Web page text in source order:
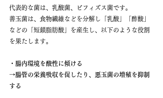
代表的な菌は、乳酸菌、ビフィズス菌です。
善玉菌は、食物繊維などを分解し「乳酸」「酢酸」
などの「短鎖脂肪酸」を産生し、以下のような役割
を果たします。
・腸内環境を酸性に傾ける
→腸管の栄養吸収を促したり、悪玉菌の増殖を抑制
する